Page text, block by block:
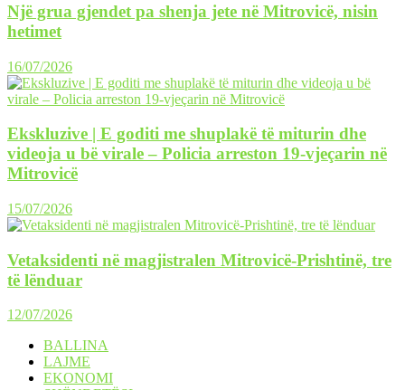
Një grua gjendet pa shenja jete në Mitrovicë, nisin
hetimet
16/07/2026
Ekskluzive | E goditi me shuplakë të miturin dhe
videoja u bë virale – Policia arreston 19-vjeçarin në
Mitrovicë
15/07/2026
Vetaksidenti në magjistralen Mitrovicë-Prishtinë, tre
të lënduar
12/07/2026
BALLINA
LAJME
EKONOMI